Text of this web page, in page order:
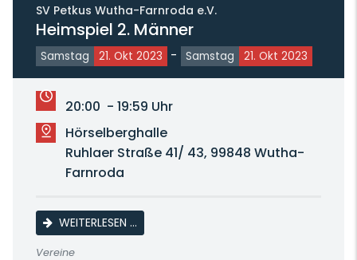
SV Petkus Wutha-Farnroda e.V.
Heimspiel 2. Männer
Samstag 21. Okt 2023 - Samstag 21. Okt 2023
20:00 - 19:59 Uhr
Hörselberghalle
Ruhlaer Straße 41/ 43, 99848 Wutha-
Farnroda
WEITERLESEN …HEIMSPIEL 2. MÄNNER
Vereine